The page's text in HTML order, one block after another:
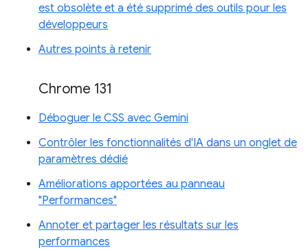
est obsolète et a été supprimé des outils pour les
développeurs
Autres points à retenir
Chrome 131
Déboguer le CSS avec Gemini
Contrôler les fonctionnalités d'IA dans un onglet de
paramètres dédié
Améliorations apportées au panneau
"Performances"
Annoter et partager les résultats sur les
performances